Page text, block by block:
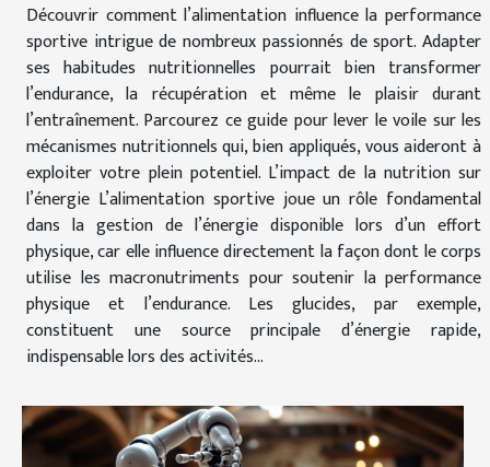
Découvrir comment l’alimentation influence la performance
sportive intrigue de nombreux passionnés de sport. Adapter
ses habitudes nutritionnelles pourrait bien transformer
l’endurance, la récupération et même le plaisir durant
l’entraînement. Parcourez ce guide pour lever le voile sur les
mécanismes nutritionnels qui, bien appliqués, vous aideront à
exploiter votre plein potentiel. L’impact de la nutrition sur
l’énergie L’alimentation sportive joue un rôle fondamental
dans la gestion de l’énergie disponible lors d’un effort
physique, car elle influence directement la façon dont le corps
utilise les macronutriments pour soutenir la performance
physique et l’endurance. Les glucides, par exemple,
constituent une source principale d’énergie rapide,
indispensable lors des activités...